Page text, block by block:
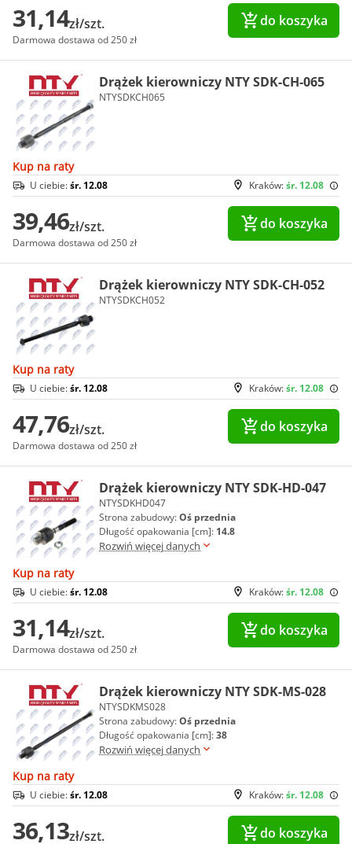
31,14zł/szt.
Darmowa dostawa od 250 zł
do koszyka
Drążek kierowniczy NTY SDK-CH-065
NTYSDKCH065
Kup na raty
Kraków:śr. 12.08
U ciebie:śr. 12.08
39,46zł/szt.
Darmowa dostawa od 250 zł
do koszyka
Drążek kierowniczy NTY SDK-CH-052
NTYSDKCH052
Kup na raty
Kraków:śr. 12.08
U ciebie:śr. 12.08
47,76zł/szt.
Darmowa dostawa od 250 zł
do koszyka
Drążek kierowniczy NTY SDK-HD-047
NTYSDKHD047
Strona zabudowy:Oś przednia
Długość opakowania [cm]: 14.8
Rozwiń więcej danych
Kup na raty
Kraków:śr. 12.08
U ciebie:śr. 12.08
31,14zł/szt.
Darmowa dostawa od 250 zł
do koszyka
Drążek kierowniczy NTY SDK-MS-028
NTYSDKMS028
Strona zabudowy:Oś przednia
Długość opakowania [cm]:38
Rozwiń więcej danych
Kup na raty
Kraków:śr. 12.08
U ciebie:śr. 12.08
36,13zł/szt. do koszyka